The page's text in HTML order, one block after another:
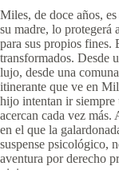
Miles, de doce años,
su madre, lo protegerá
para sus propios fines.
transformados. Desde
lujo, desde una
itinerante que ve en
hijo intentan ir siempre
acercan cada vez
en el que la
suspense psicológico,
aventura por derecho